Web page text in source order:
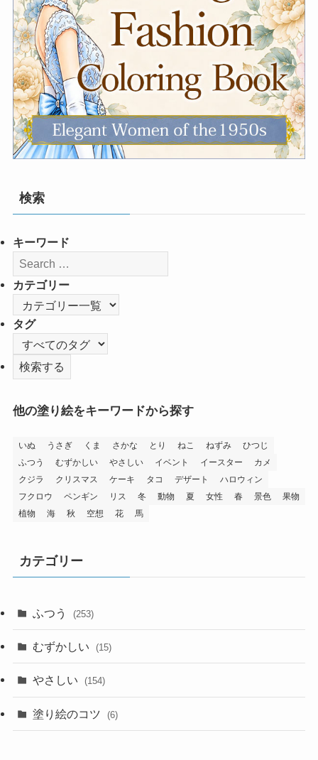
検索
キーワード
カテゴリー
タグ
他の塗り絵をキーワードから探す
いぬ うさぎ くま さかな とり ねこ ねずみ
ひつじ
ふつう
むずかしい やさしい イベント イースター
カメ
クジラ
クリスマス ケーキ タコ デザート
ハロウィン
フクロウ
ペンギン リス 冬 動物 夏 女性 春 景色
果物
植物
海 秋 空想 花 馬
カテゴリー
ふつう (253)
むずかしい (15)
やさしい (154)
塗り絵のコツ (6)